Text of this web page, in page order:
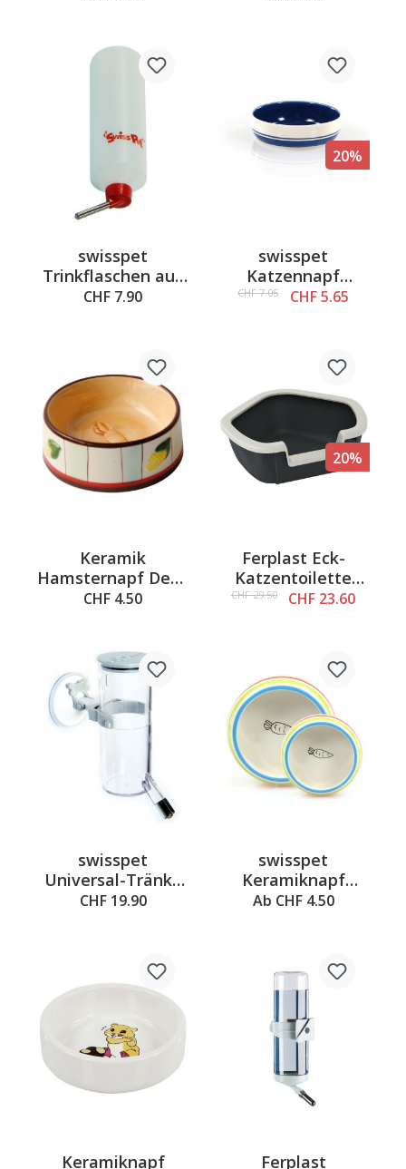
swisspet
Trinkflaschen aus
Kunststoff 600ml
CHF 7.90
20%
swisspet
Katzennapf
Keramik
CHF 7.05 CHF 5.65
Keramik
Hamsternapf Deko
S, ø=8cm/H=2.5cm
CHF 4.50
20%
Ferplast Eck-
Katzentoilette
DAMA
CHF 29.50 CHF 23.60
swisspet
Universal-Tränke
mit Saugnapf
CHF 19.90
swisspet
Keramiknapf
Rainbow
Ab CHF 4.50
Keramiknapf Ferplast